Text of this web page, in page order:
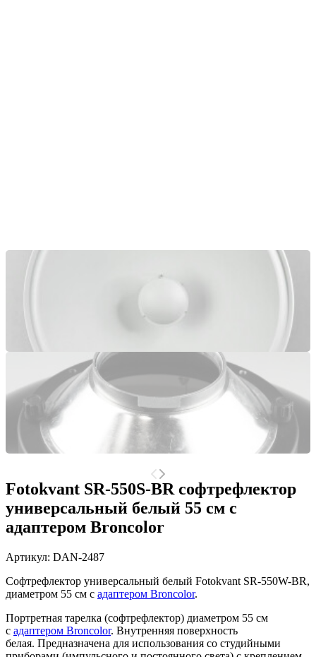
Fotokvant SR-550S-BR софтрефлектор
универсальный белый 55 см c
адаптером Broncolor
Артикул: DAN-2487
Софтрефлектор универсальный белый Fotokvant SR-550W-BR,
диаметром 55 см c адаптером Broncolor.
Портретная тарелка (софтрефлектор) диаметром 55 см
с адаптером Broncolor. Внутренняя поверхность
белая. Предназначена для использования со студийными